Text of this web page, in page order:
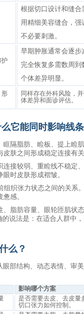
根据切口设计和缝合
用精细美容缝合，强
不必要刺激。
早期肿胀通常会逐步
完全恢复多需数周到
个体差异明显。
形
同样存在外科风险，
体差异和面诊评估。
它能同时影响线
隔脂肪、睑板、提上睑
肤之间形成稳定连接有关
接较弱、重睑线不稳定
时皮肤形成褶皱。
组织张力状态之间的关
感。
脂肪容量、眼轮匝肌状
说法是：在适合人群中
么？
眼部结构、动态表情、
影响哪个方案
是否需要去皮、去皮量
切口张力如何控制。